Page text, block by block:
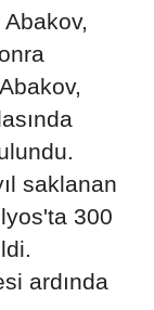
Abakov,
saklanan
300
ardında